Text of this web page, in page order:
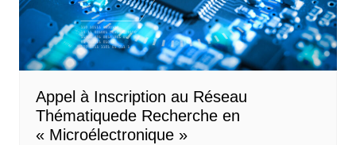
Appel à Inscription au Réseau
Thématiquede Recherche en
« Microélectronique »